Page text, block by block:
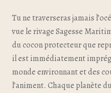
Tu ne traverseras jamais
vue le rivage Sagesse
du cocon protecteur que
il est immédiatement
monde environnant et des
l’animent. Chaque planète